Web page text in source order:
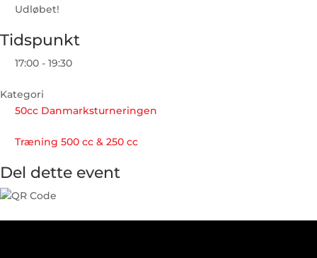
Udløbet!
Tidspunkt
17:00 - 19:30
Kategori
50cc Danmarksturneringen
Træning 500 cc & 250 cc
Del dette event